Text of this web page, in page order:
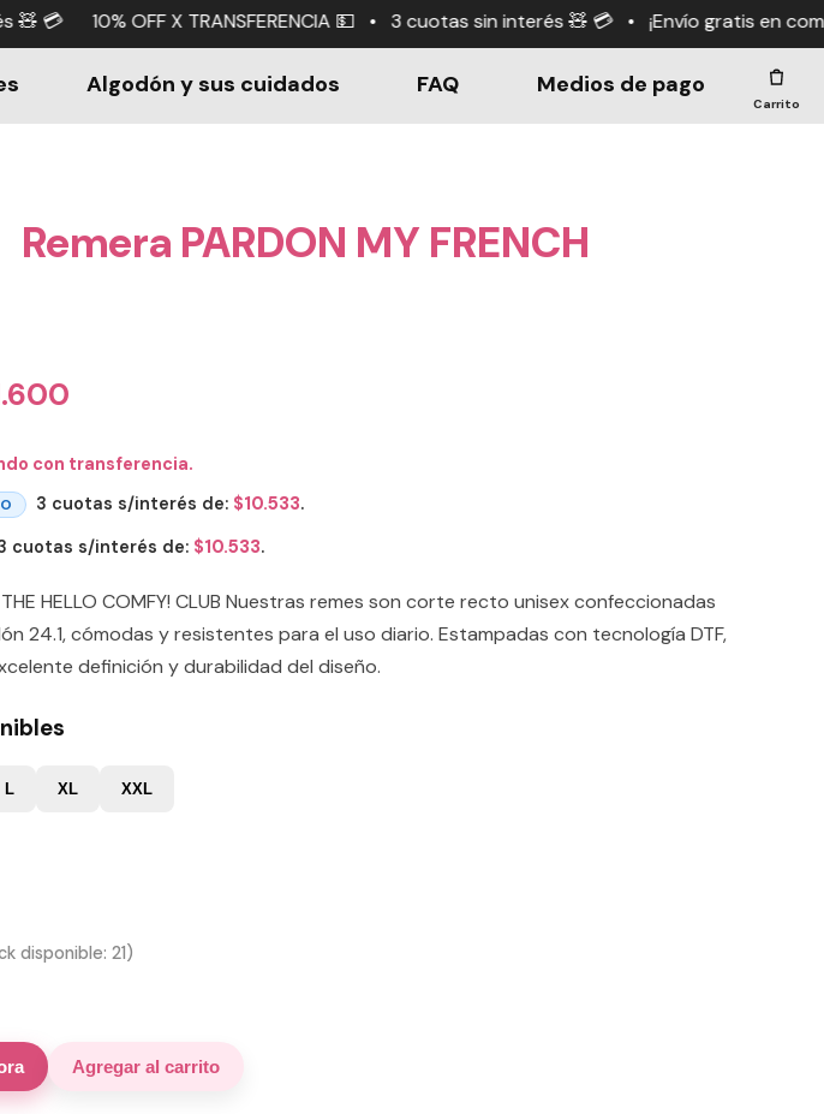
💵 • 3 cuotas sin interés 🧸 💳 • ¡Envío gratis en compras +$190.000! 🤑
Algodón y sus cuidados FAQ Medios de pago
Carrito
Remera PARDON MY FRENCH
con transferencia.
3 cuotas s/interés de: $10.533.
cuotas s/interés de: $10.533.
THE HELLO COMFY! CLUB Nuestras remes son corte recto unisex confeccionadas
24.1, cómodas y resistentes para el uso diario. Estampadas con tecnología DTF,
definición y durabilidad del diseño.
L XL XXL
disponible: 21)
Agregar al carrito